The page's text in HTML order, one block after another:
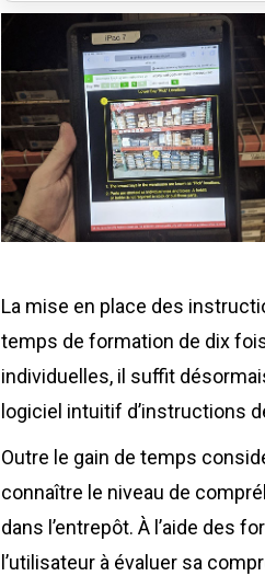
La mise en place des
temps de formation de dix
individuelles, il suffit
logiciel intuitif d’instructions
Outre le gain de temps
connaître le niveau de
dans l’entrepôt. À l’aide des
l’utilisateur à évaluer sa